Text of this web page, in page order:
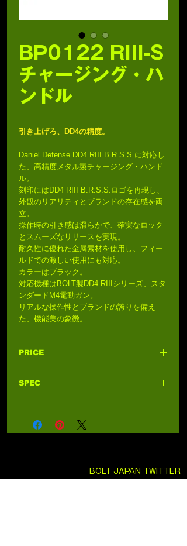
BP0122 RIII-S
チャージング・ハ
ンドル
引き上げろ、DD4の精度。
Daniel Defense DD4 RIII B.R.S.S.に対応し
た、高精度メタル製チャージング・ハンド
ル。
刻印にはDD4 RIII B.R.S.S.ロゴを再現し、
外観のリアリティとブランドの存在感を両
立。
操作時の引き感は滑らかで、確実なロック
とスムーズなリリースを実現。
耐久性に優れた金属素材を使用し、フィー
ルドでの激しい使用にも対応。
カラーはブラック。
対応機種はBOLT製DD4 RIIIシリーズ、スタ
ンダードM4電動ガン。
リアルな操作性とブランドの誇りを備え
た、機能美の象徴。
PRICE
SPEC
B.R.S.S.
BOLT JAPAN TWITTER